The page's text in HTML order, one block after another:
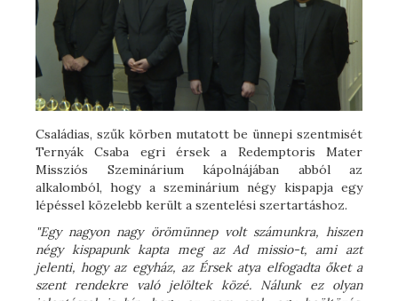
Családias, szűk körben mutatott be ünnepi szentmisét
Ternyák Csaba egri érsek a Redemptoris Mater
Missziós Szeminárium kápolnájában abból az
alkalomból, hogy a szeminárium négy kispapja egy
lépéssel közelebb került a szentelési szertartáshoz.
"Egy nagyon nagy örömünnep volt számunkra, hiszen
négy kispapunk kapta meg az Ad missio-t, ami azt
jelenti, hogy az egyház, az Érsek atya elfogadta őket a
szent rendekre való jelöltek közé. Nálunk ez olyan